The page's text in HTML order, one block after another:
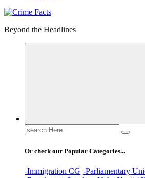
Beyond the Headlines
Search
for:
Or check our Popular Categories...
-Immigration CG -Parliamentary